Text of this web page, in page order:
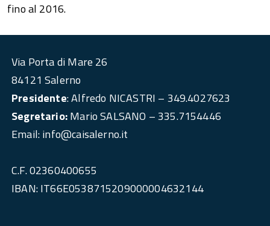
fino al 2016.
Via Porta di Mare 26
84121 Salerno
Presidente: Alfredo NICASTRI – 349.4027623
Segretario:Mario SALSANO – 335.7154446
Email: info@caisalerno.it
C.F. 02360400655
IBAN: IT66E0538715209000004632144